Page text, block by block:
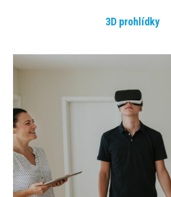
3D prohlídky